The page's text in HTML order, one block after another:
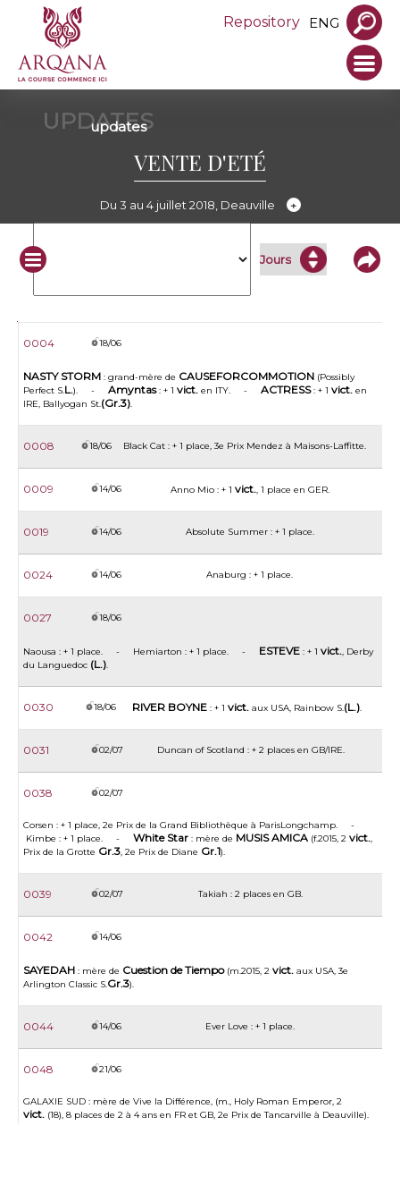
Repository ENG
UPDATES
updates
VENTE D'ETÉ
Du 3 au 4 juillet 2018, Deauville
N°DateUpdate
0004 18/06
NASTY STORM : grand-mère de CAUSEFORCOMMOTION (Possibly
Perfect S.L.). - Amyntas: + 1 vict. en ITY. - ACTRESS: + 1 vict. en
IRE, Ballyogan St.(Gr.3).
0008 18/06 Black Cat : + 1 place, 3e Prix Mendez à Maisons-Laffitte.
0009 14/06 Anno Mio : + 1 vict., 1 place en GER.
0019 14/06 Absolute Summer : + 1 place.
0024 14/06 Anaburg : + 1 place.
0027 18/06
Naousa : + 1 place. - Hemiarton : + 1 place. - ESTEVE : + 1 vict., Derby
du Languedoc (L.).
0030 18/06 RIVER BOYNE : + 1vict. aux USA, Rainbow S.(L.).
0031 02/07 Duncan of Scotland : + 2 places en GB/IRE.
0038 02/07
Corsen : + 1 place, 2e Prix de la Grand Bibliothèque à ParisLongchamp. -
Kimbe : + 1 place. - White Star : mère de MUSIS AMICA (f.2015, 2 vict.,
Prix de la Grotte Gr.3, 2e Prix de Diane Gr.1).
0039 02/07 Takiah : 2 places en GB.
0042 14/06
SAYEDAH : mère de Cuestion de Tiempo(m.2015, 2 vict. aux USA, 3e
Arlington Classic S.Gr.3).
0044 14/06 Ever Love : + 1 place.
0048 21/06
GALAXIE SUD : mère de Vive la Différence, (m., Holy Roman Emperor, 2
vict. (18), 8 places de 2 à 4 ans en FR et GB, 2e Prix de Tancarville à Deauville).